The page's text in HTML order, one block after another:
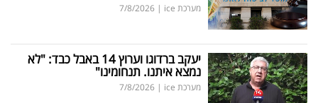
מערכת ice |
7/8/2026
יעקב ברדוגו וערוץ 14 באבל כבד: "לא
נמצא איתנו. תנחומינו"
מערכת ice |
7/8/2026